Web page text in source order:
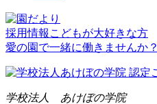
採用情報 こどもが大好きな方
愛の園で一緒に働きませんか？
学校法人 あけぼの学院